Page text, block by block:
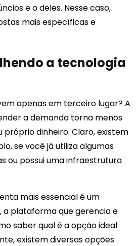
e o deles. Nesse caso,
mais específicas e
a tecnologia
apenas em terceiro lugar? A
a demanda torna menos
próprio dinheiro. Claro, existem
se você já utiliza algumas
ou possui uma infraestrutura
mais essencial é um
a plataforma que gerencia e
saber qual é a opção ideal
existem diversas opções